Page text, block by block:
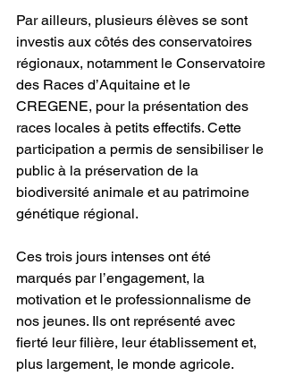
Par ailleurs, plusieurs élèves se sont
investis aux côtés des conservatoires
régionaux, notamment le Conservatoire
des Races d’Aquitaine et le
CREGENE, pour la présentation des
races locales à petits effectifs. Cette
participation a permis de sensibiliser le
public à la préservation de la
biodiversité animale et au patrimoine
génétique régional.
Ces trois jours intenses ont été
marqués par l’engagement, la
motivation et le professionnalisme de
nos jeunes. Ils ont représenté avec
fierté leur filière, leur établissement et,
plus largement, le monde agricole.